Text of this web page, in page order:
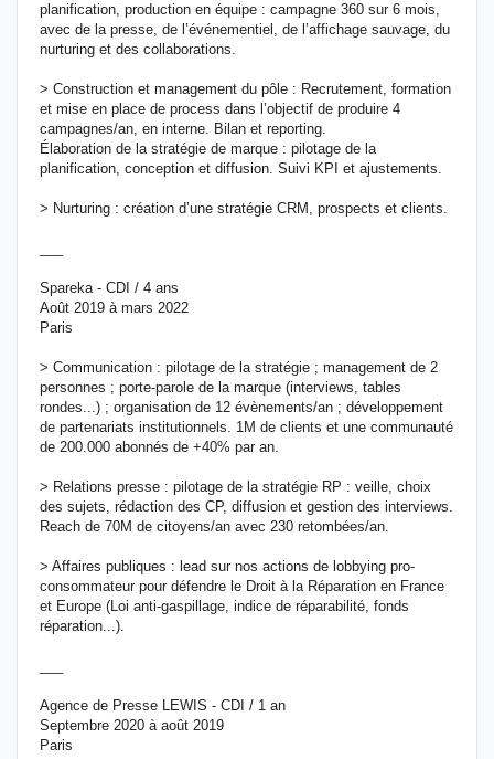
planification, production en équipe : campagne 360 sur 6 mois,
avec de la presse, de l’événementiel, de l’affichage sauvage, du
nurturing et des collaborations.
> Construction et management du pôle : Recrutement, formation
et mise en place de process dans l’objectif de produire 4
campagnes/an, en interne. Bilan et reporting.
Élaboration de la stratégie de marque : pilotage de la
planification, conception et diffusion. Suivi KPI et ajustements.
> Nurturing : création d’une stratégie CRM, prospects et clients.
Spareka - CDI / 4 ans
Août 2019 à mars 2022
Paris
> Communication : pilotage de la stratégie ; management de 2
personnes ; porte-parole de la marque (interviews, tables
rondes...) ; organisation de 12 évènements/an ; développement
de partenariats institutionnels. 1M de clients et une communauté
de 200.000 abonnés de +40% par an.
> Relations presse : pilotage de la stratégie RP : veille, choix
des sujets, rédaction des CP, diffusion et gestion des interviews.
Reach de 70M de citoyens/an avec 230 retombées/an.
> Affaires publiques : lead sur nos actions de lobbying pro-
consommateur pour défendre le Droit à la Réparation en France
et Europe (Loi anti-gaspillage, indice de réparabilité, fonds
réparation...).
Agence de Presse LEWIS - CDI / 1 an
Septembre 2020 à août 2019
Paris